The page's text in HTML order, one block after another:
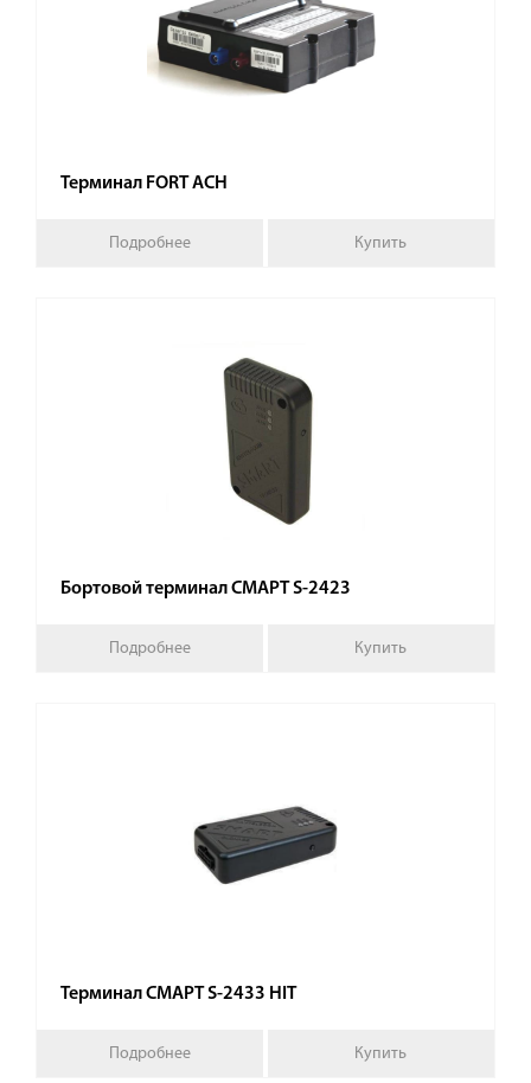
Терминал FORT АСН
Подробнее Купить
Бортовой терминал СМАРТ S-2423
Подробнее Купить
Терминал СМАРТ S-2433 HIT
Подробнее Купить